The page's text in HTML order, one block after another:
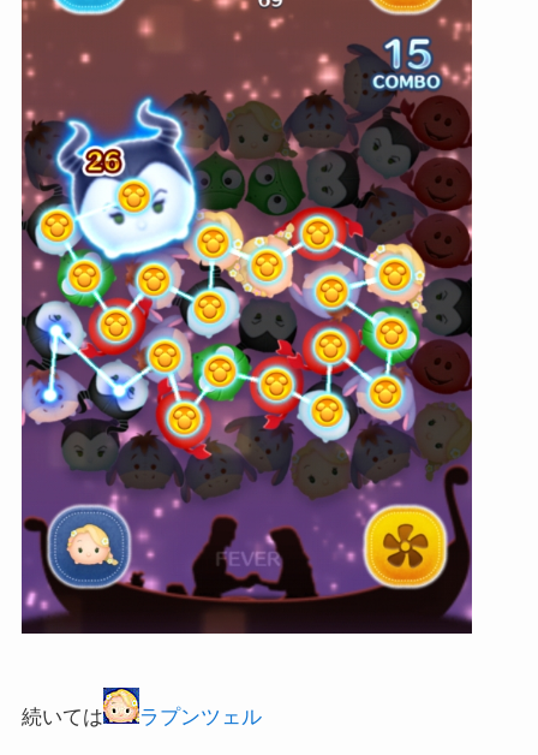
続いては ラプンツェル